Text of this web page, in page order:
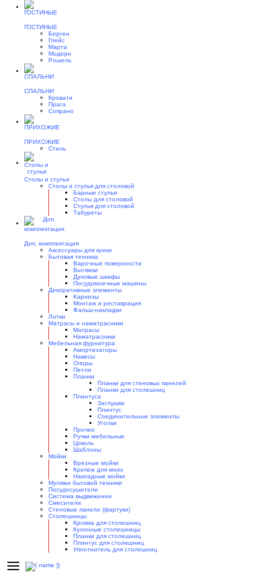
ГОСТИНЫЕ
Берген
Глейс
Марта
Модерн
Рошель
СПАЛЬНИ
Кровати
Прага
Сопрано
ПРИХОЖИЕ
Стиль
Столы и стулья
Столы и стулья для столовой
Барные стулья
Столы для столовой
Стулья для столовой
Табуреты
Доп. комплектация
Аксессуары для кухни
Бытовая техника
Варочные поверхности
Вытяжки
Духовые шкафы
Посудомоечные машины
Декоративные элементы
Карнизы
Монтаж и реставрация
Фальш-накладки
Лотки
Матрасы и наматрасники
Матрасы
Наматрасники
Мебельная фурнитура
Амортизаторы
Навесы
Опоры
Петли
Планки
Планки для стеновых панелей
Планки для столешниц
Плинтуса
Заглушки
Плинтус
Соединительные элементы
Уголки
Прочее
Ручки мебельные
Цоколь
Шаблоны
Мойки
Врезные мойки
Крепеж для моек
Накладные мойки
Муляжи бытовой техники
Посудосушители
Система выдвижения
Смесители
Стеновые панели (фартуки)
Столешницы
Кромка для столешниц
Кухонные столешницы
Планки для столешниц
Плинтус для столешниц
Уплотнитель для столешниц